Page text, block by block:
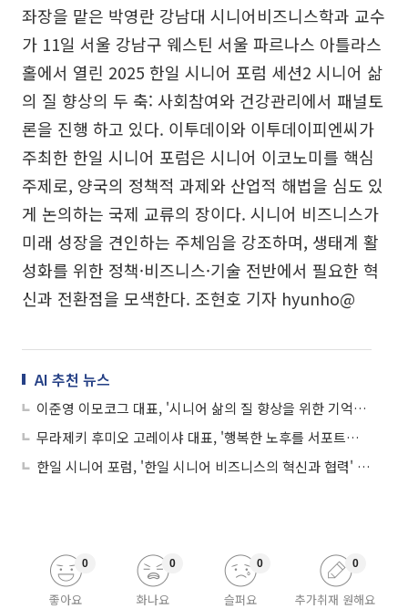
좌장을 맡은 박영란 강남대 시니어비즈니스학과 교수
가 11일 서울 강남구 웨스틴 서울 파르나스 아틀라스
홀에서 열린 2025 한일 시니어 포럼 세션2 시니어 삶
의 질 향상의 두 축: 사회참여와 건강관리에서 패널토
론을 진행 하고 있다. 이투데이와 이투데이피엔씨가
주최한 한일 시니어 포럼은 시니어 이코노미를 핵심
주제로, 양국의 정책적 과제와 산업적 해법을 심도 있
게 논의하는 국제 교류의 장이다. 시니어 비즈니스가
미래 성장을 견인하는 주체임을 강조하며, 생태계 활
성화를 위한 정책·비즈니스·기술 전반에서 필요한 혁
신과 전환점을 모색한다. 조현호 기자 hyunho@
AI 추천 뉴스
이준영 이모코그 대표, '시니어 삶의 질 향상을 위한 기억을 지키는 기술, 디지털 인지케어'
무라제키 후미오 고레이샤 대표, '행복한 노후를 서포트한다. 일본의 시니어 인재 비즈니스 사례'
한일 시니어 포럼, '한일 시니어 비즈니스의 혁신과 협력' 패널토론
좋아요
0
화나요
0
슬퍼요
0
추가취재 원해요
0